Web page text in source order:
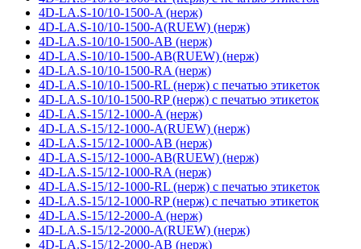
4D-LA.S-10/10-1500-A (нерж)
4D-LA.S-10/10-1500-A(RUEW) (нерж)
4D-LA.S-10/10-1500-AB (нерж)
4D-LA.S-10/10-1500-AB(RUEW) (нерж)
4D-LA.S-10/10-1500-RA (нерж)
4D-LA.S-10/10-1500-RL (нерж) с печатью этикеток
4D-LA.S-10/10-1500-RP (нерж) с печатью этикеток
4D-LA.S-15/12-1000-A (нерж)
4D-LA.S-15/12-1000-A(RUEW) (нерж)
4D-LA.S-15/12-1000-AB (нерж)
4D-LA.S-15/12-1000-AB(RUEW) (нерж)
4D-LA.S-15/12-1000-RA (нерж)
4D-LA.S-15/12-1000-RL (нерж) с печатью этикеток
4D-LA.S-15/12-1000-RP (нерж) с печатью этикеток
4D-LA.S-15/12-2000-A (нерж)
4D-LA.S-15/12-2000-A(RUEW) (нерж)
4D-LA.S-15/12-2000-AB (нерж)